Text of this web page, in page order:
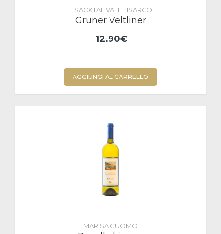
EISACKTAL VALLE ISARCO
Gruner Veltliner
12.90€
AGGIUNGI AL CARRELLO
MARISA CUOMO